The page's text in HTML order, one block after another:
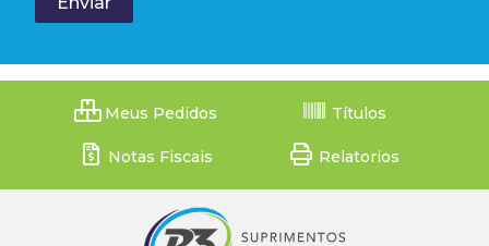
Meus Pedidos Títulos
Notas Fiscais Relatorios